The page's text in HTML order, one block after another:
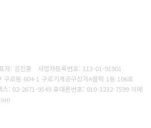
자: 김진홍 사업자등록번호: 113-01-91901
구로동 604-1 구로기계공구상가A블럭 1동 106호
스: 02-2671-9549 휴대폰번호: 010-3232-7599 이메